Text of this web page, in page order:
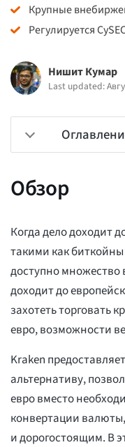
Крупные
Регулируется
Нишит Кумар
Last updated:
Обзор
Когда дело доходит
такими как
доступно множество
доходит до
захотеть торговать
евро, возможности
Kraken
альтернативу,
евро вместо
конвертации
и дорогостоящим. В